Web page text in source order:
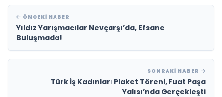
ÖNCEKI HABER
Yıldız Yarışmacılar Nevçarşı’da, Efsane
Buluşmada!
SONRAKI HABER
Türk İş Kadınları Plaket Töreni, Fuat Paşa
Yalısı’nda Gerçekleşti